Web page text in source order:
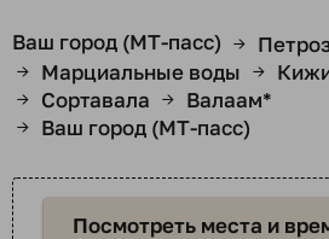
Ваш город (МТ-пасс) →
→ Марциальные воды →
→ Сортавала → Валаам*
→ Ваш город (МТ-пасс)
Посмотреть места и